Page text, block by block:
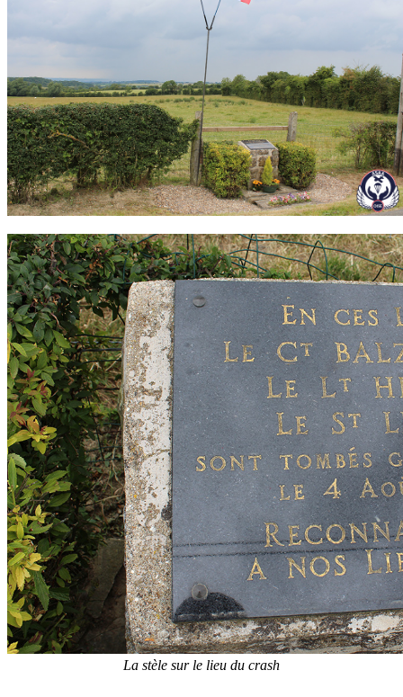
La stèle sur le lieu du crash